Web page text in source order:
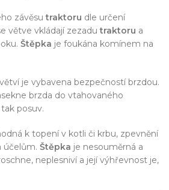
závěsutraktoru dle určení
větve vkládají zezadutraktoru a
Štěpka je foukána komínem na
je vybavena bezpečností brzdou.
brzda do vtahovaného
posuv.
k topení v kotli či krbu, zpevnění
účelům. Štěpka je nesouměrná a
neplesniví a její výhřevnost je,